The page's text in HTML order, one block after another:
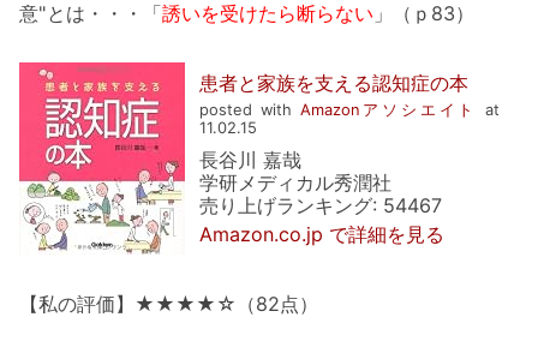
意"とは・・・「誘いを受けたら断らない 」（ｐ83）
患者と家族を支える認知症の本
posted with Amazonアソシエイト
at
11.02.15
長谷川 嘉哉
学研メディカル秀潤社
売り上げランキング: 54467
Amazon.co.jp で詳細を見る
【私の評価】★★★★☆（82点）